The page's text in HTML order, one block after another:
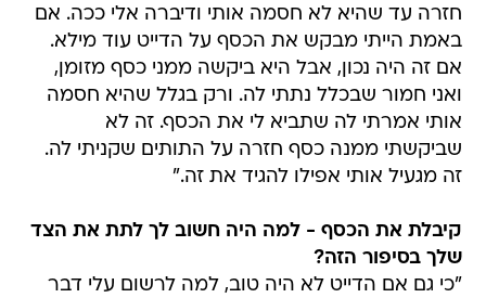
חזרה עד שהיא לא חסמה אותי ודיברה אלי ככה. אם
באמת הייתי מבקש את הכסף על הדייט עוד מילא.
אם זה היה נכון, אבל היא ביקשה ממני כסף מזומן,
ואני חמור שבכלל נתתי לה. ורק בגלל שהיא חסמה
אותי אמרתי לה שתביא לי את הכסף. זה לא
שביקשתי ממנה כסף חזרה על התותים שקניתי לה.
זה מגעיל אותי אפילו להגיד את זה."
קיבלת את הכסף - למה היה חשוב לך לתת את הצד
שלך בסיפור הזה?
"כי גם אם הדייט לא היה טוב, למה לרשום עלי דבר